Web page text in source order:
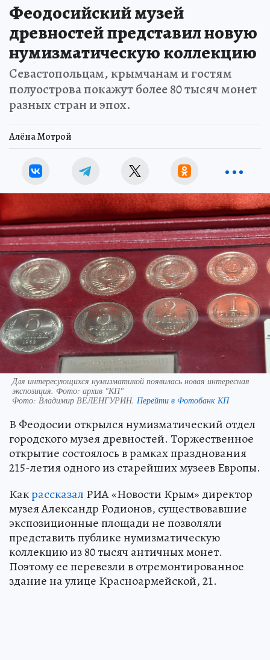
Феодосийский музей
древностей представил новую
нумизматическую коллекцию
Севастопольцам, крымчанам и гостям
полуострова покажут более 80 тысяч монет
разных стран и эпох.
Алёна Мотрой
Для интересующихся нумизматикой появилась новая интересная
экспозиция. Фото: архив "КП"
Фото: Владимир ВЕЛЕНГУРИН. Перейти в Фотобанк КП
В Феодосии открылся нумизматический отдел
городского музея древностей. Торжественное
открытие состоялось в рамках празднования
215-летия одного из старейших музеев Европы.
Какрассказал РИА «Новости Крым» директор
музея Александр Родионов, существовавшие
экспозиционные площади не позволяли
представить публике нумизматическую
коллекцию из 80 тысяч античных монет.
Поэтому ее перевезли в отремонтированное
здание на улице Красноармейской, 21.